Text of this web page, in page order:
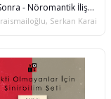
Aşktan Sonra - Nöromantik İlişkiler
Serkan